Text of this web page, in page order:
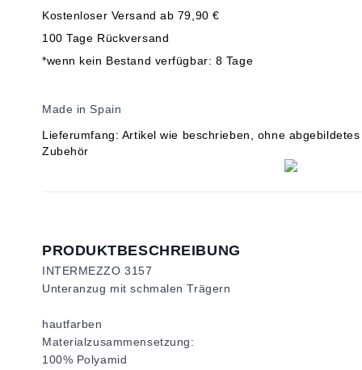
Kostenloser Versand ab 79,90 €
100 Tage Rückversand
*wenn kein Bestand verfügbar: 8 Tage
Made in Spain
Lieferumfang: Artikel wie beschrieben, ohne abgebildetes
Zubehör
PRODUKTBESCHREIBUNG
INTERMEZZO 3157
Unteranzug mit schmalen Trägern
hautfarben
Materialzusammensetzung:
100% Polyamid